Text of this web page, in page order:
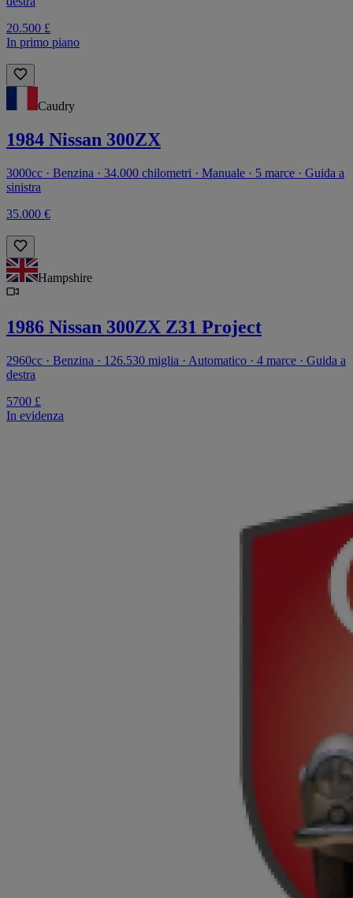
20.500 £
In primo piano
Caudry
1984 Nissan 300ZX
3000cc · Benzina · 34.000 chilometri · Manuale · 5 marce · Guida a
sinistra
35.000 €
Hampshire
1986 Nissan 300ZX Z31 Project
2960cc · Benzina · 126.530 miglia · Automatico · 4 marce · Guida a
destra
5700 £
In evidenza